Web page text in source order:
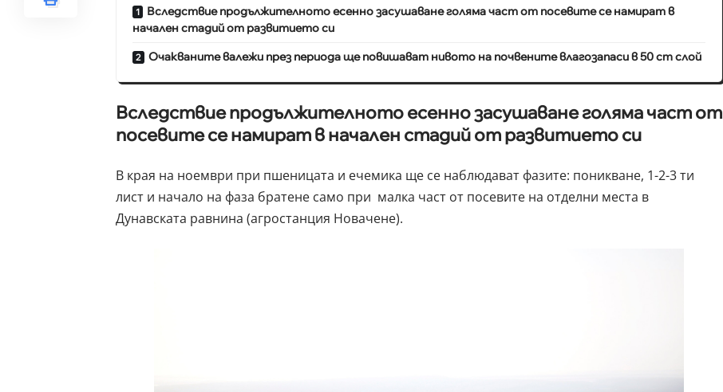
Вследствие продължителното есенно засушаване голяма част от посевите се намират в
начален стадий от развитието си
Очакваните валежи през периода ще повишават нивото на почвените влагозапаси в 50 сm слой
Вследствие продължителното есенно засушаване голяма част от
посевите се намират в начален стадий от развитието си
В края на ноември при пшеницата и ечемика ще се наблюдават фазите: поникване, 1-2-3 ти
лист и начало на фаза братене само при малка част от посевите на отделни места в
Дунавската равнина (агростанция Новачене).